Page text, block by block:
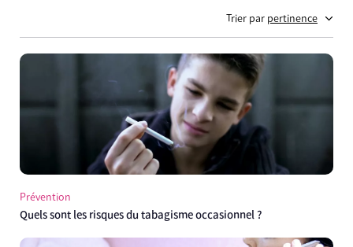
Trier par pertinence
Prévention
Quels sont les risques du tabagisme occasionnel ?